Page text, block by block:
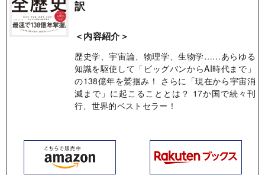
訳
＜内容紹介＞
歴史学、宇宙論、物理学、生物学……あらゆる
知識を駆使して「ビッグバンからAI時代まで」
の138億年を鷲掴み！ さらに「現在から宇宙消
滅まで」に起こることとは？ 17か国で続々刊
行、世界的ベストセラー！